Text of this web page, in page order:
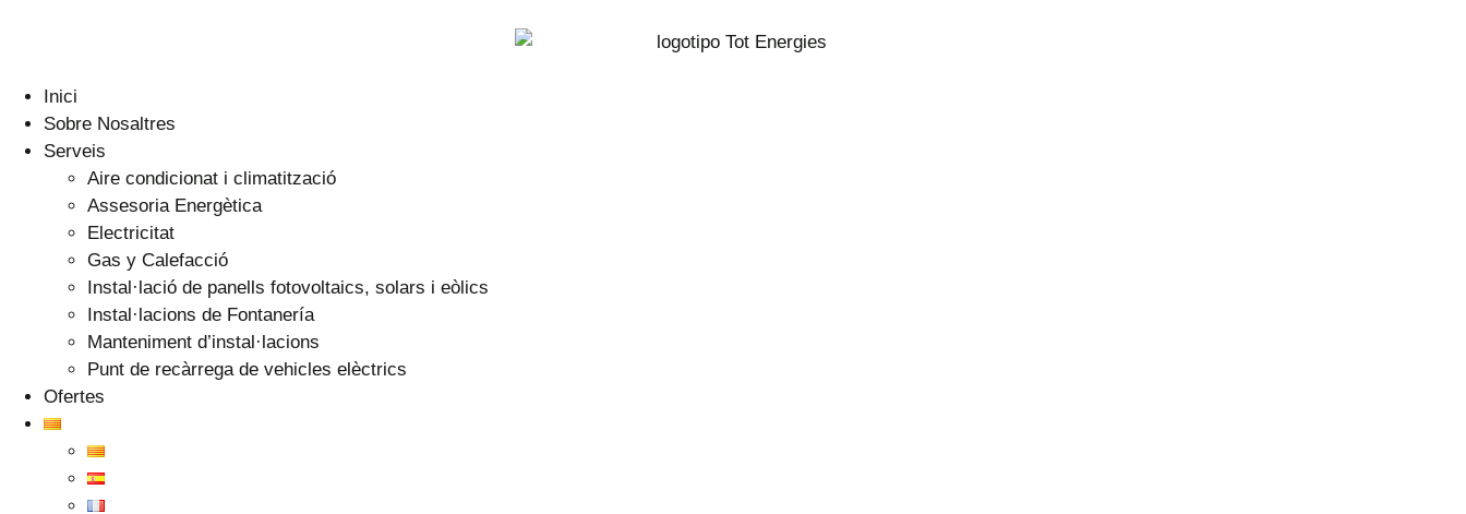
Inici
Sobre Nosaltres
Serveis
Aire condicionat i climatització
Assesoria Energètica
Electricitat
Gas y Calefacció
Instal·lació de panells fotovoltaics, solars i eòlics
Instal·lacions de Fontanería
Manteniment d’instal·lacions
Punt de recàrrega de vehicles elèctrics
Ofertes